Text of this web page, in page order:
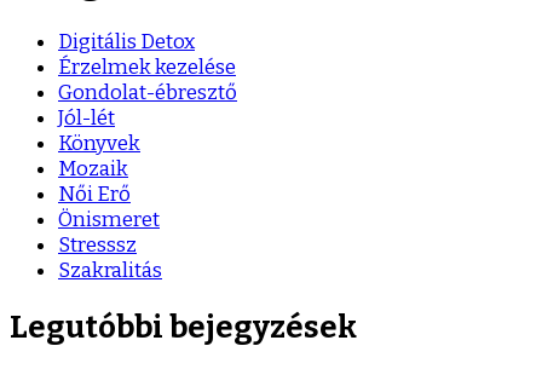
Digitális Detox
Érzelmek kezelése
Gondolat-ébresztő
Jól-lét
Könyvek
Mozaik
Női Erő
Önismeret
Stresssz
Szakralitás
Legutóbbi bejegyzések